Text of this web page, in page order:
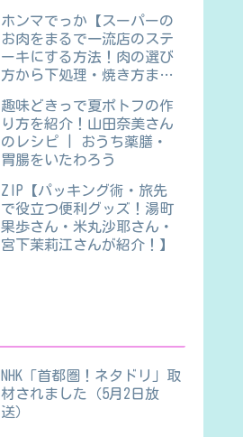
ホンマでっか【スーパーの
お肉をまるで一流店のステ
ーキにする方法！肉の選び
方から下処理・焼き方ま
趣味どきっで夏ポトフの作
り方を紹介！山田奈美さん
のレシピ | おうち薬膳・
胃腸をいたわろう
ZIP【パッキング術・旅先
で役立つ便利グッズ！湯町
果歩さん・米丸沙耶さん・
宮下茉莉江さんが紹介！】
NHK「首都圏！ネタドリ」取
材されました（5月2日放
送）